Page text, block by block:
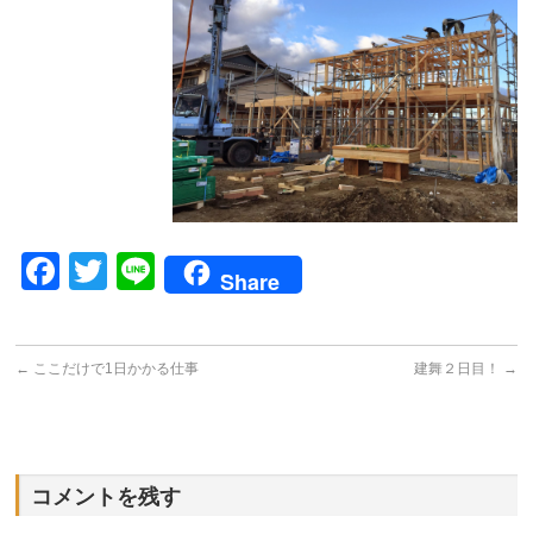
Facebook
Twitter
LineShare
← ここだけで1日かかる仕事 建舞２日目！ →
コメントを残す